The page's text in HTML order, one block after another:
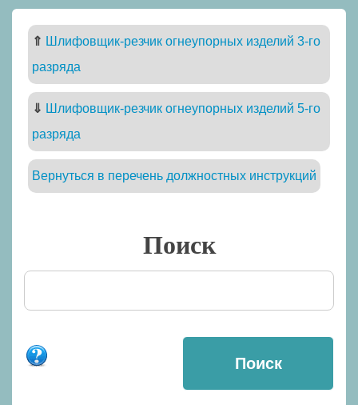
⇑ Шлифовщик-резчик огнеупорных изделий 3-го
разряда
⇓ Шлифовщик-резчик огнеупорных изделий 5-го
разряда
Вернуться в перечень должностных инструкций
Поиск